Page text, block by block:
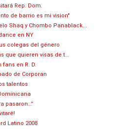
Rep. Dom.
de barrio es mi vision"
Shaq y Chombo Panablack...
en NY
colegas del género
que quieren visas de t...
en R. D.
de Corporan
talentos
pasaron…”
Latino 2008